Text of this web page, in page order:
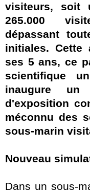
visiteurs, soit
265.000
dépassant
initiales. Cette
ses 5 ans, ce
scientifique
inaugure un
d'exposition
méconnu des
sous-marin
Nouveau
Dans un sous-